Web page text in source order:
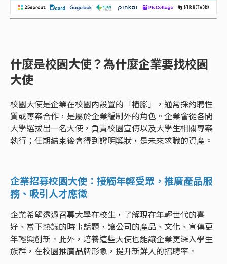
什麼是校園大使？為什麼企業要找校園
大使
校園大使是企業在校園內設置的「樁腳」，通常採約聘性
質或專案合作，是屬於企業編制外的角色。企業會從各間
大學選拔出一名大使，負責校園宣傳以及大學生相關專案
執行；任期結束後會得到證明獎狀，是未來求職的資產。
企業招募校園大使：接觸年輕受眾，推廣產品服
務、吸引人才應徵
企業希望透過召募大學在校生，了解現在年輕世代的喜
好、當下熱議的時事話題，讓公司的產品、文化、宣傳更
年輕與創新。此外，培養這些大使也能讓企業更深入學生
族群，在校園推廣品牌形象，提升新鮮人的招聘率。